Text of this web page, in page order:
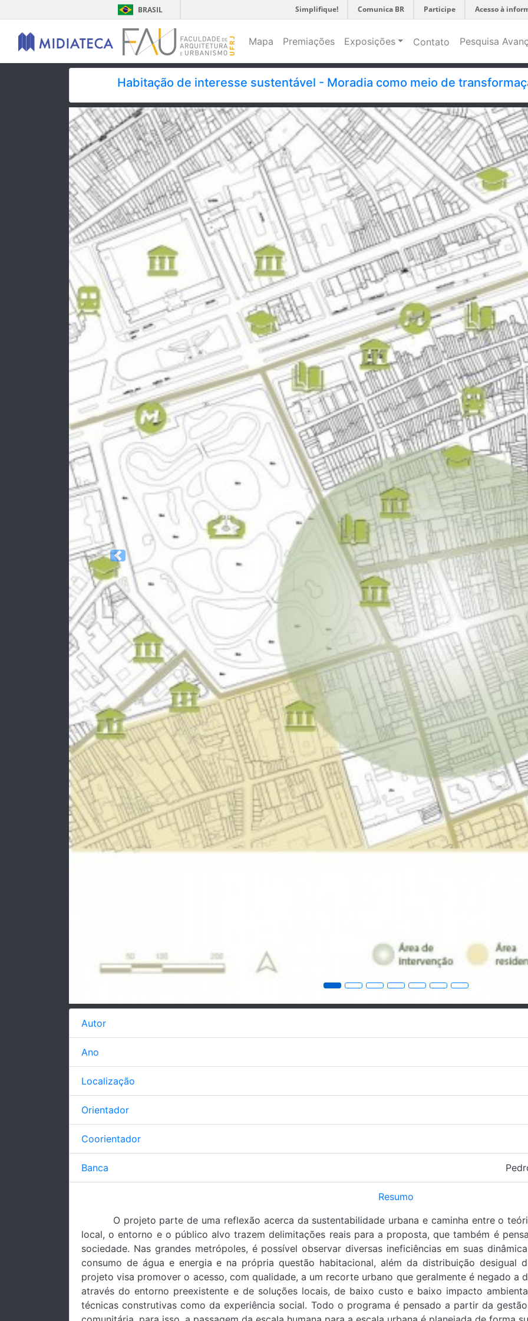
BRASIL Simplifique! Comunica BR Participe Acesso à
Mapa Premiações Exposições Contato Pesquisa
Habitação de interesse sustentável - Moradia como meio de
Previous
Autor
Ano
Localização
Orientador
Coorientador
Banca
Resumo
O projeto parte de uma reflexão acerca da sustentabilidade urbana e caminha entre o
local, o entorno e o público alvo trazem delimitações reais para a proposta, que também é
sociedade. Nas grandes metrópoles, é possível observar diversas ineficiências em suas
consumo de água e energia e na própria questão habitacional, além da distribuição desigual
projeto visa promover o acesso, com qualidade, a um recorte urbano que geralmente é negado a
através do entorno preexistente e de soluções locais, de baixo custo e baixo impacto
técnicas construtivas como da experiência social. Todo o programa é pensado a partir da